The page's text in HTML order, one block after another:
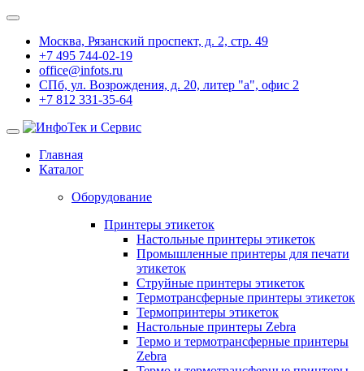
Москва, Рязанский проспект, д. 2, стр. 49
+7 495 744-02-19
office@infots.ru
СПб, ул. Возрождения, д. 20, литер "a", офис 2
+7 812 331-35-64
Главная
Каталог
Оборудование
Принтеры этикеток
Настольные принтеры этикеток
Промышленные принтеры для печати
этикеток
Струйные принтеры этикеток
Термотрансферные принтеры этикеток
Термопринтеры этикеток
Настольные принтеры Zebra
Термо и термотрансферные принтеры
Zebra